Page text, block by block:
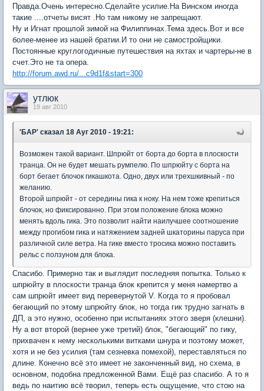
Правда.Очень интересно.Сделайте усилие.На Винском иногда
такие ....отчеты висят .Но там никому не запрещают.
Ну и Игнат прошлой зимой на Филиппинах.Тема здесь.Вот и все
более-менее из нашей братии.И то они не самостройщики.
Постоянные круглогодичные путешествия на яхтах и чартеры-не в
счет.Это не та опера.
http://forum.awd.ru/...c9d1f&start=300
утлюк
19 авг 2010
'БАР' сказал 18 Ауг 2010 - 19:21:
Возможен такой вариант. Шпрюйт от борта до борта в плоскости
транца. Он не будет мешать румпелю. По шпрюйту с борта на
борт бегает блочок гикашкота. Одно, двух или трехшкивный - по
желанию.
Второй шпрюйт - от середины гика к ноку. На нем тоже крепиться
блочок, но фиксированно. При этом положение блока можно
менять вдоль гика. Это позволит найти наилучшее соотношение
между прогибом гика и натяжением задней шкаторины паруса при
различной силе ветра. На гике вместо тросика можно поставить
рельс с ползуном для блока.
Спасибо. Примерно так и выглядит последняя попытка. Только к
шпрюйту в плоскости транца блок крепится у меня намертво а
сам шпрюйт имеет вид перевернутой V. Когда то я пробовал
бегающий по этому шпрюйту блок, но тогда гик трудно загнать в
ДП, а это нужно, особенно при испытаниях этого зверя (клешни).
Ну а вот второй (вернее уже третий) блок, "бегающий" по гику,
прихвачен к нему несколькими витками шнура и поэтому может,
хотя и не без усилия (там сезневка помехой), переставляться по
длине. Конечно всё это имеет не законченный вид, но схема, в
основном, подобна предложенной Вами. Ещё раз спасибо. А то я
ведь по наитию всё творил, теперь есть ощущение, что стою на